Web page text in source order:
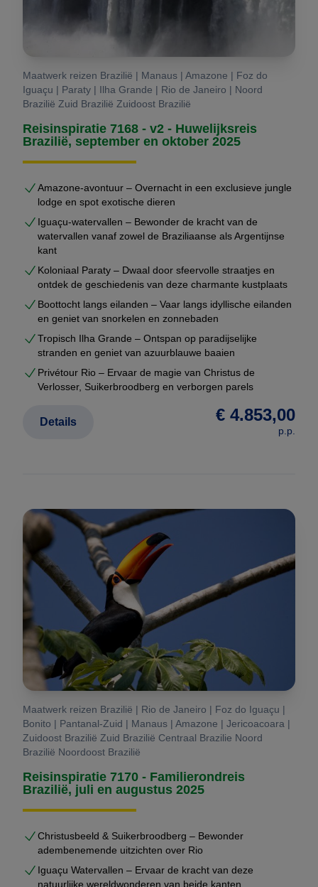
Maatwerk reizen Brazilië | Manaus | Amazone | Foz do
Iguaçu | Paraty | Ilha Grande | Rio de Janeiro | Noord
Brazilië Zuid Brazilië Zuidoost Brazilië
Reisinspiratie 7168 - v2 - Huwelijksreis
Brazilië, september en oktober 2025
Amazone-avontuur – Overnacht in een exclusieve jungle
lodge en spot exotische dieren
Iguaçu-watervallen – Bewonder de kracht van de
watervallen vanaf zowel de Braziliaanse als Argentijnse
kant
Koloniaal Paraty – Dwaal door sfeervolle straatjes en
ontdek de geschiedenis van deze charmante kustplaats
Boottocht langs eilanden – Vaar langs idyllische eilanden
en geniet van snorkelen en zonnebaden
Tropisch Ilha Grande – Ontspan op paradijselijke
stranden en geniet van azuurblauwe baaien
Privétour Rio – Ervaar de magie van Christus de
Verlosser, Suikerbroodberg en verborgen parels
€ 4.853,00
p.p.
Details
Maatwerk reizen Brazilië | Rio de Janeiro | Foz do Iguaçu |
Bonito | Pantanal-Zuid | Manaus | Amazone | Jericoacoara |
Zuidoost Brazilië Zuid Brazilië Centraal Brazilie Noord
Brazilië Noordoost Brazilië
Reisinspiratie 7170 - Familierondreis
Brazilië, juli en augustus 2025
Christusbeeld & Suikerbroodberg – Bewonder
adembenemende uitzichten over Rio
Iguaçu Watervallen – Ervaar de kracht van deze
natuurlijke wereldwonderen van beide kanten